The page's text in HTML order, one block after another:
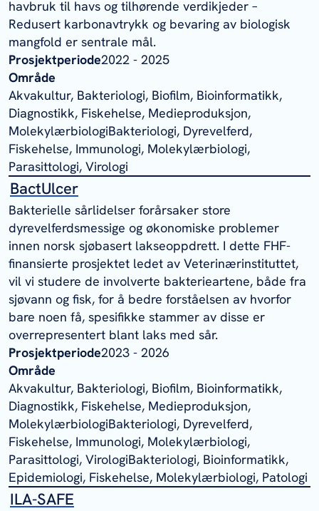
havbruk til havs og tilhørende verdikjeder –
Redusert karbonavtrykk og bevaring av biologisk
mangfold er sentrale mål.
Prosjektperiode2022 - 2025
Område
Akvakultur, Bakteriologi, Biofilm, Bioinformatikk,
Diagnostikk, Fiskehelse, Medieproduksjon,
MolekylærbiologiBakteriologi, Dyrevelferd,
Fiskehelse, Immunologi, Molekylærbiologi,
Parasittologi, Virologi
BactUlcer
Bakterielle sårlidelser forårsaker store
dyrevelferdsmessige og økonomiske problemer
innen norsk sjøbasert lakseoppdrett. I dette FHF-
finansierte prosjektet ledet av Veterinærinstituttet,
vil vi studere de involverte bakterieartene, både fra
sjøvann og fisk, for å bedre forståelsen av hvorfor
bare noen få, spesifikke stammer av disse er
overrepresentert blant laks med sår.
Prosjektperiode2023 - 2026
Område
Akvakultur, Bakteriologi, Biofilm, Bioinformatikk,
Diagnostikk, Fiskehelse, Medieproduksjon,
MolekylærbiologiBakteriologi, Dyrevelferd,
Fiskehelse, Immunologi, Molekylærbiologi,
Parasittologi, VirologiBakteriologi, Bioinformatikk,
Epidemiologi, Fiskehelse, Molekylærbiologi, Patologi
ILA-SAFE